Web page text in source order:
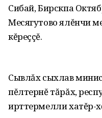
Сибай, Бирскпа
Месягутово ялĕнчи
кĕреççĕ.
Сывлăх сыхлав
пĕлтернĕ тăрăх‚
ирттермелли хатĕр-